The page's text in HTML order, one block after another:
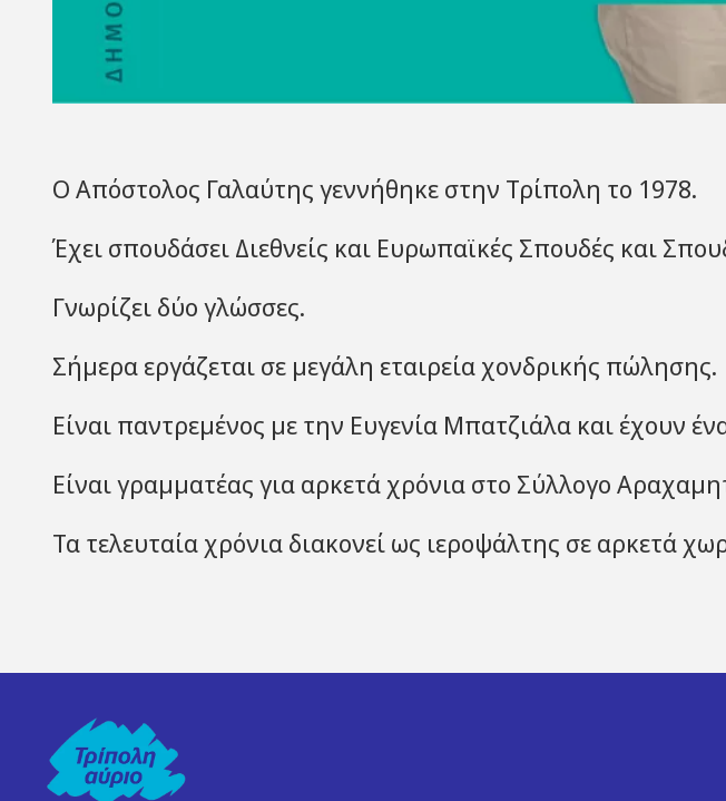
Ο Απόστολος Γαλαύτης γεννήθηκε στην Τρίπολη το 1978.
Έχει σπουδάσει Διεθνείς και Ευρωπαϊκές Σπουδές και
Γνωρίζει δύο γλώσσες.
Σήμερα εργάζεται σε μεγάλη εταιρεία χονδρικής πώλησης.
Είναι παντρεμένος με την Ευγενία Μπατζιάλα και έχουν
Είναι γραμματέας για αρκετά χρόνια στο Σύλλογο
Τα τελευταία χρόνια διακονεί ως ιεροψάλτης σε αρκετά